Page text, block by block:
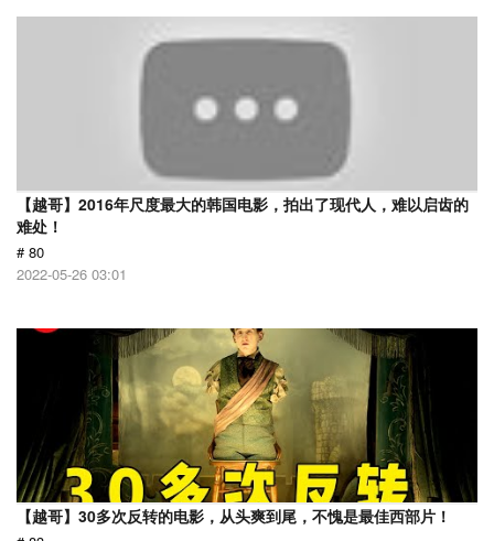
【越哥】2016年尺度最大的韩国电影，拍出了现代人，难以启齿的
难处！
# 80
2022-05-26 03:01
【越哥】30多次反转的电影，从头爽到尾，不愧是最佳西部片！